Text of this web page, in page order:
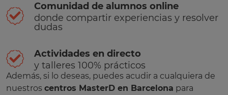
Comunidad de alumnos online
donde compartir experiencias y resolver
dudas
Actividades en directo
y talleres 100% prácticos
Además, si lo deseas, puedes acudir a cualquiera de
nuestros centros MasterD en Barcelona para